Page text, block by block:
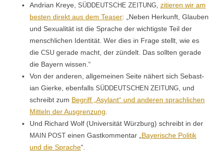
Andri­an Kreye, SÜDDEUTSCHE ZEITUNG zitieren wir am
besten direkt aus dem Teas­er: „Neben Herkun­ft, Glauben
und Sex­u­al­ität ist die Sprache der wichtig­ste Teil der
men­schlichen Iden­tität. Wer dies in Frage stellt, wie es
die CSU ger­ade macht, der zün­delt. Das soll­ten ger­ade
die Bay­ern wissen.“
Von der anderen, all­ge­meinen Seite nähert sich Sebas­t­
ian Gierke, eben­falls SÜDDEUTSCHEN ZEITUNG , und
schreibt zum Begriff „Asy­lant“ und anderen sprach­lichen
Mit­teln der Aus­gren­zung
Und Richard Wolf (Uni­ver­sität Würzburg) schreibt in der
MAIN POST einen Gastkom­men­tar „ Bay­erische Poli­tik
und die Sprache“.